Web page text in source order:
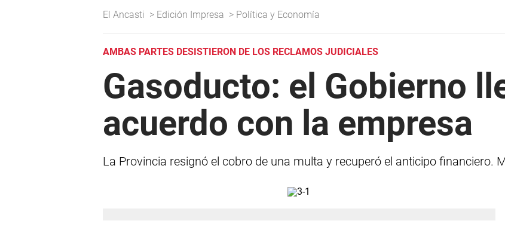
El Ancasti > Edición Impresa > Política y Economía
AMBAS PARTES DESISTIERON DE LOS RECLAMOS JUDICIALES
Gasoducto: el Gobierno
acuerdo con la empresa
La Provincia resignó el cobro de una multa y recuperó el anticipo financiero.